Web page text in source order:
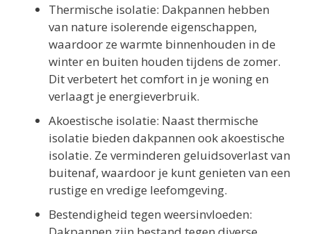
Thermische isolatie: Dakpannen hebben
van nature isolerende eigenschappen,
waardoor ze warmte binnenhouden in de
winter en buiten houden tijdens de zomer.
Dit verbetert het comfort in je woning en
verlaagt je energieverbruik.
Akoestische isolatie: Naast thermische
isolatie bieden dakpannen ook akoestische
isolatie. Ze verminderen geluidsoverlast van
buitenaf, waardoor je kunt genieten van een
rustige en vredige leefomgeving.
Bestendigheid tegen weersinvloeden: